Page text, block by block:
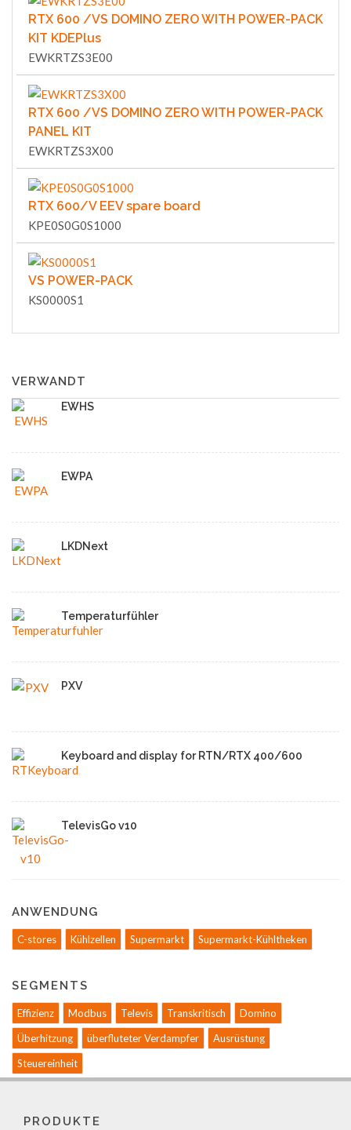
RTX 600 /VS DOMINO ZERO WITH POWER-PACK
KIT KDEPlus
EWKRTZS3E00
RTX 600 /VS DOMINO ZERO WITH POWER-PACK
PANEL KIT
EWKRTZS3X00
RTX 600/V EEV spare board
KPE0S0G0S1000
VS POWER-PACK
KS0000S1
VERWANDT
EWHS
EWPA
LKDNext
Temperaturfühler
PXV
Keyboard and display for RTN/RTX 400/600
TelevisGo v10
ANWENDUNG
C-stores Kühlzellen Supermarkt Supermarkt-Kühltheken
SEGMENTS
Effizienz Modbus Televis Transkritisch
Domino
Überhitzung
überfluteter Verdampfer
Ausrüstung
Steuereinheit
PRODUKTE